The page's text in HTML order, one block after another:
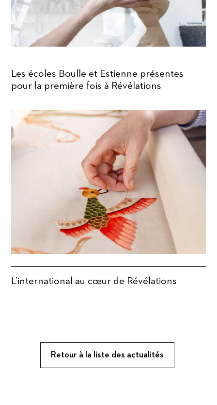
Les écoles Boulle et Estienne présentes
pour la première fois à Révélations
L’international au cœur de Révélations
Retour à la liste des actualités